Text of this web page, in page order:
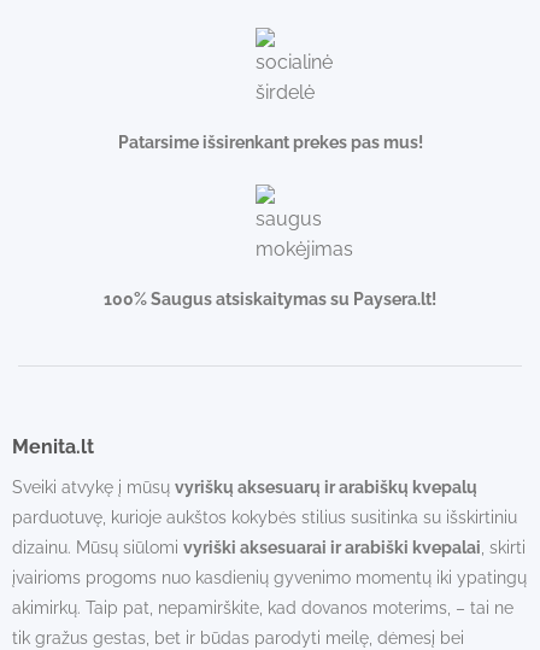
Patarsime išsirenkant prekes pas mus!
100% Saugus atsiskaitymas su Paysera.lt!
Menita.lt
Sveiki atvykę į mūsų vyriškų aksesuarų ir arabiškų kvepalų
parduotuvę, kurioje aukštos kokybės stilius susitinka su išskirtiniu
dizainu. Mūsų siūlomi vyriški aksesuarai ir arabiški kvepalai , skirti
įvairioms progoms nuo kasdienių gyvenimo momentų iki ypatingų
akimirkų. Taip pat, nepamirškite, kad dovanos moterims, – tai ne
tik gražus gestas, bet ir būdas parodyti meilę, dėmesį bei